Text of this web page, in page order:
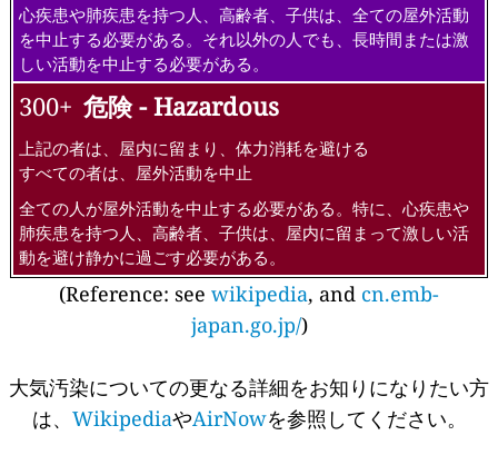
心疾患や肺疾患を持つ人、高齢者、子供は、全ての屋外活動
を中止する必要がある。それ以外の人でも、長時間または激
しい活動を中止する必要がある。
300+ 危険 - Hazardous
上記の者は、屋内に留まり、体力消耗を避ける
すべての者は、屋外活動を中止
全ての人が屋外活動を中止する必要がある。特に、心疾患や
肺疾患を持つ人、高齢者、子供は、屋内に留まって激しい活
動を避け静かに過ごす必要がある。
(Reference: see wikipedia, and cn.emb-
japan.go.jp/)
大気汚染についての更なる詳細をお知りになりたい方
は、 WikipediaやAirNowを参照してください。